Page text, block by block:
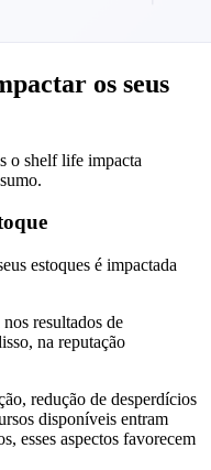
os seus
o shelf life impacta
estoques é impactada
resultados de
na reputação
redução de desperdícios
disponíveis entram
esses aspectos favorecem